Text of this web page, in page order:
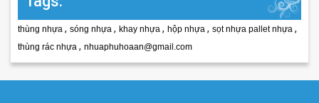
thùng nhựa , sóng nhựa , khay nhựa , hộp nhựa , sọt nhựa pallet nhựa ,
thùng rác nhựa , nhuaphuhoaan@gmail.com